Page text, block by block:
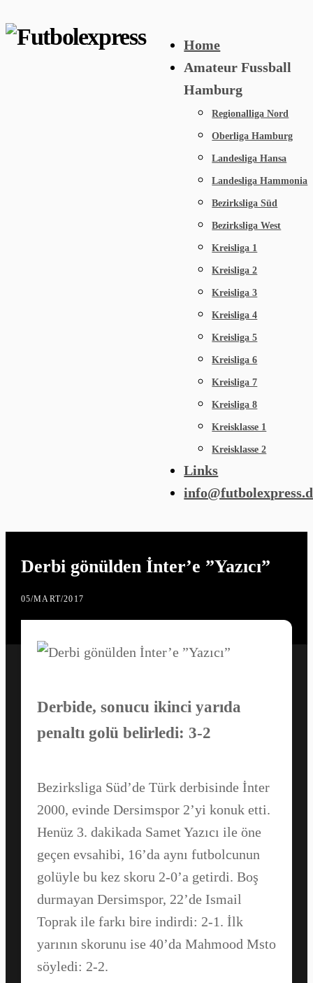
to
Home
Amateur Fussball
Hamburg
Regionalliga Nord
Oberliga Hamburg
Landesliga Hansa
Landesliga Hammonia
Bezirksliga Süd
Bezirksliga West
Kreisliga 1
Kreisliga 2
Kreisliga 3
Kreisliga 4
Kreisliga 5
Kreisliga 6
Kreisliga 7
Kreisliga 8
Kreisklasse 1
Kreisklasse 2
Links
Derbi gönülden İnter’e ”Yazıcı”
05/MART/2017
Derbide, sonucu ikinci yarıda
penaltı golü belirledi: 3-2
Bezirksliga Süd’de Türk derbisinde İnter
2000, evinde Dersimspor 2’yi konuk etti.
Henüz 3. dakikada Samet Yazıcı ile öne
geçen evsahibi, 16’da aynı futbolcunun
golüyle bu kez skoru 2-0’a getirdi. Boş
durmayan Dersimspor, 22’de Ismail
Toprak ile farkı bire indirdi: 2-1. İlk
yarının skorunu ise 40’da Mahmood Msto
söyledi: 2-2.